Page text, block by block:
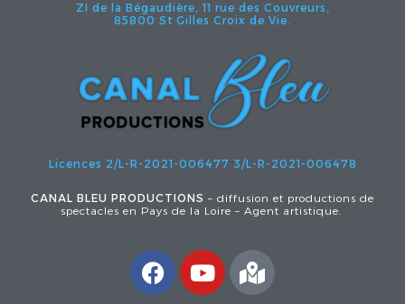
ZI de la Bégaudière, 11 rue des Couvreurs,
85800 St Gilles Croix de Vie.
Licences 2/L-R-2021-006477 3/L-R-2021-006478
CANAL BLEU PRODUCTIONS – diffusion et productions de
spectacles en Pays de la Loire – Agent artistique.